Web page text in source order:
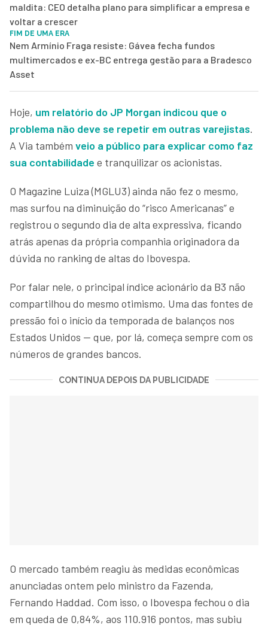
maldita: CEO detalha plano para simplificar a empresa e
voltar a crescer
FIM DE UMA ERA
Nem Armínio Fraga resiste: Gávea fecha fundos
multimercados e ex-BC entrega gestão para a Bradesco
Asset
Hoje, um relatório do JP Morgan indicou que o
problema não deve se repetir em outras varejistas.
A Via também veio a público para explicar como faz
sua contabilidade e tranquilizar os acionistas.
O Magazine Luiza (MGLU3) ainda não fez o mesmo,
mas surfou na diminuição do “risco Americanas” e
registrou o segundo dia de alta expressiva, ficando
atrás apenas da própria companhia originadora da
dúvida no ranking de altas do Ibovespa.
Por falar nele, o principal índice acionário da B3 não
compartilhou do mesmo otimismo. Uma das fontes de
pressão foi o início da temporada de balanços nos
Estados Unidos — que, por lá, começa sempre com os
números de grandes bancos.
CONTINUA DEPOIS DA PUBLICIDADE
O mercado também reagiu às medidas econômicas
anunciadas ontem pelo ministro da Fazenda,
Fernando Haddad. Com isso, o Ibovespa fechou o dia
em queda de 0,84%, aos 110.916 pontos, mas subiu